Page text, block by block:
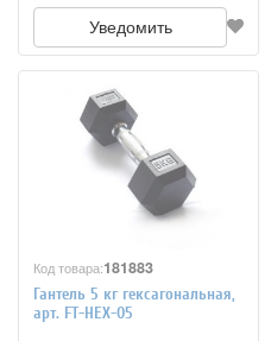
Уведомить
Код товара:181883
Гантель 5 кг гексагональная,
арт. FT-HEX-05